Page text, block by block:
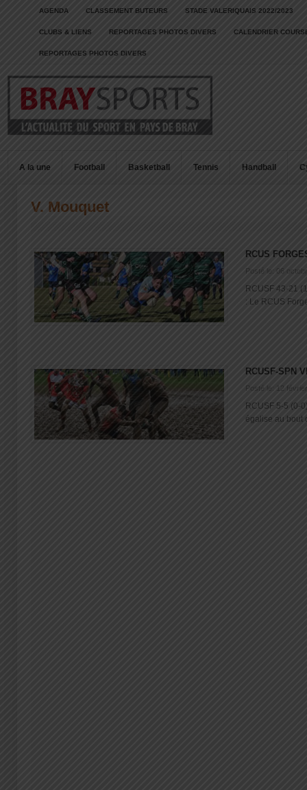
AGENDA CLASSEMENT BUTEURS STADE VALERIQUAIS 2022/2023
CLUBS & LIENS REPORTAGES PHOTOS DIVERS CALENDRIER
REPORTAGES PHOTOS DIVERS
A la une Football Basketball Tennis Handball
V. Mouquet
RCUS
Posté le: 06
RCUSF 43-21
: Le RCUS
RCUSF-SPN
Posté le: 12
RCUSF 5-5 (0-
égalise au bout